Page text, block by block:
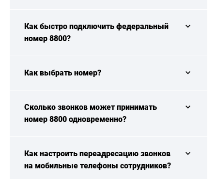
Как быстро подключить федеральный
номер 8800?
Как выбрать номер?
Сколько звонков может принимать
номер 8800 одновременно?
Как настроить переадресацию звонков
на мобильные телефоны сотрудников?